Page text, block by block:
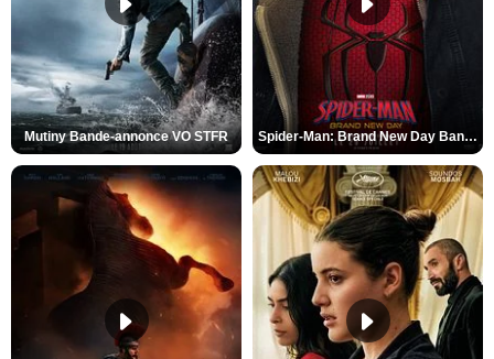
Mutiny Bande-annonce VO STFR Spider-Man: Brand New Day Bande-annonce VO STFR